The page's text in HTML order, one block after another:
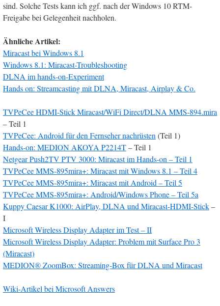
sind. Solche Tests kann ich ggf. nach der Windows 10 RTM-
Freigabe bei Gelegenheit nachholen.
Ähnliche Artikel:
Miracast bei Windows 8.1
Windows 8.1: Miracast-Troubleshooting
DLNA im hands-on-Experiment
Hands on: Streamcasting mit DLNA, Miracast, Airplay & Co.
TVPeCee HDMI-Stick Miracast/WiFi Direct/DLNA MMS-894.mira
– Teil 1
TVPeCee: Android für den Fernseher nachrüsten(Teil 1)
Hands-on: MEDION AKOYA P2214T– Teil 1
Netgear Push2TV PTV 3000: Miracast im Hands-on – Teil 1
TVPeCee MMS-895mira+: Miracast mit Windows 8.1 – Teil 4
TVPeCee MMS-895mira+: Miracast mit Android– Teil 5
TVPeCee MMS-895mira+: Android/Windows Phone– Teil 5a
Kuppy Caesar K1000: AirPlay, DLNA und Miracast-HDMI-Stick–
I
Microsoft Wireless Display Adapter im Test – II
Microsoft Wireless Display Adapter: Problem mit Surface Pro 3
(Miracast)
MEDION® ZoomBox: Streaming-Box für DLNA und Miracast
Wiki-Artikel bei Microsoft Answers